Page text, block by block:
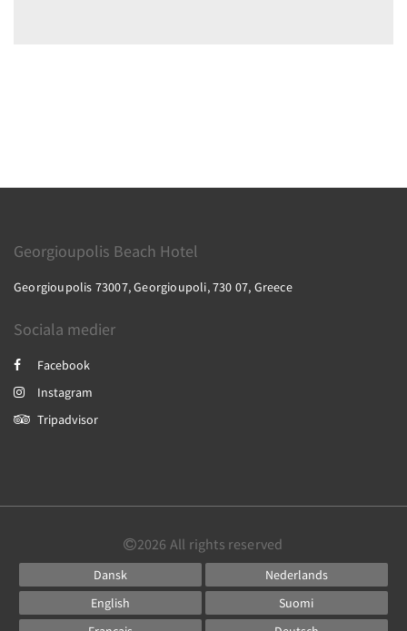
Georgioupolis Beach Hotel
Georgioupolis 73007, Georgioupoli, 730 07, Greece
Sociala medier
Facebook
Instagram
Tripadvisor
2026 All rights reserved
Dansk
Nederlands
English
Suomi